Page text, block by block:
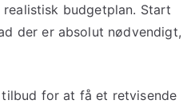
budgetplan. Start
der er absolut nødvendigt,
for at få et retvisende